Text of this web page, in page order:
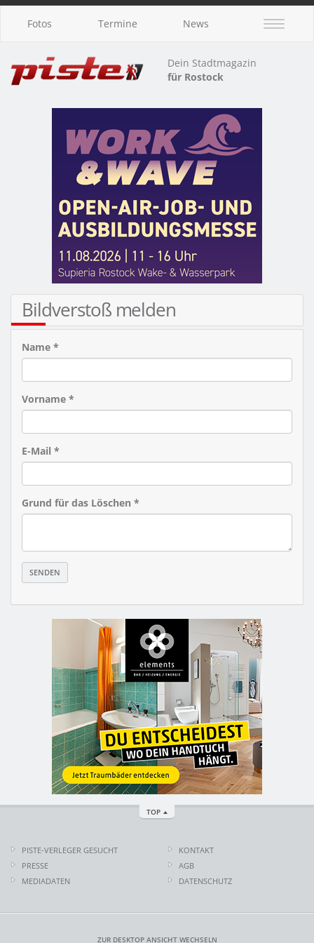
Fotos Termine News
Dein Stadtmagazin
für Rostock
Bildverstoß melden
Name *
Vorname *
E-Mail *
Grund für das Löschen *
TOP
PISTE-VERLEGER GESUCHT
PRESSE
MEDIADATEN
KONTAKT
AGB
DATENSCHUTZ
ZUR DESKTOP ANSICHT WECHSELN